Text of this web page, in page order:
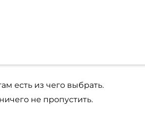
есть из чего выбрать.
не пропустить.